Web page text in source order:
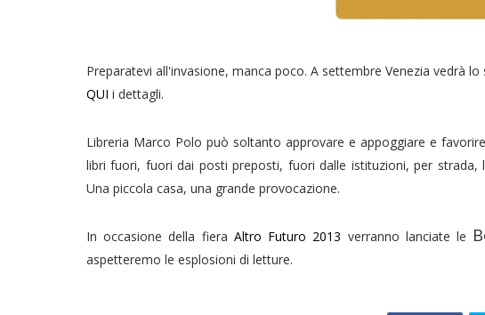
Preparatevi all'invasione, manca poco. A settembre Venezia vedrà lo
QUI i dettagli.
Libreria Marco Polo può soltanto approvare e appoggiare e
libri fuori, fuori dai posti preposti, fuori dalle istituzioni, per strada,
Una piccola casa, una grande provocazione.
In occasione della fiera Altro Futuro 2013 verranno lanciate le
aspetteremo le esplosioni di letture.